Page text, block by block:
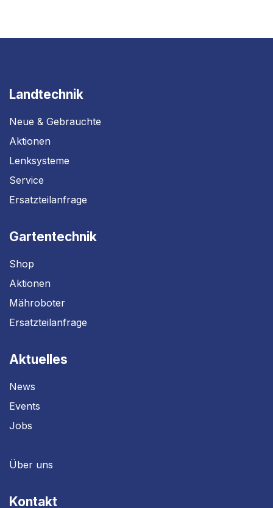
Landtechnik
Neue & Gebrauchte
Aktionen
Lenksysteme
Service
Ersatzteilanfrage
Gartentechnik
Shop
Aktionen
Mähroboter
Ersatzteilanfrage
Aktuelles
News
Events
Jobs
Über uns
Kontakt